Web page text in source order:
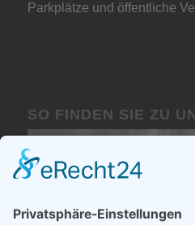
Parkplätze und öffentliche
SO FINDEN SIE ZU